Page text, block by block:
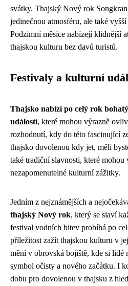
svátky. Thajský Nový rok
jedinečnou atmosféru, ale také
Podzimní měsíce nabízejí klidnější
thajskou kulturu bez davů turistů.
Festivaly a kulturní
Thajsko nabízí po celý rok
událostí, které mohou výrazně
rozhodnutí, kdy do této fascinující
thajsko dovolenou kdy jet, měli
také tradiční slavnosti, které mohou
nezapomenutelné kulturní zážitky.
Jedním z nejznámějších a
thajský Nový rok, který se slaví
festival vodních bitev probíhá po
příležitost zažít thajskou kulturu v
mění v obrovská bojiště, kde si lidé
symbol očisty a nového začátku. I
dobu pro dovolenou v thajsku z